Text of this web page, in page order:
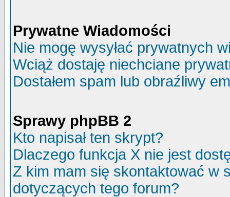
Prywatne Wiadomości
Nie mogę wysyłać prywatnych
Wciąż dostaję niechciane
Dostałem spam lub obraźliwy
Sprawy phpBB 2
Kto napisał ten skrypt?
Dlaczego funkcja X nie jest
Z kim mam się skontaktować w
dotyczących tego forum?